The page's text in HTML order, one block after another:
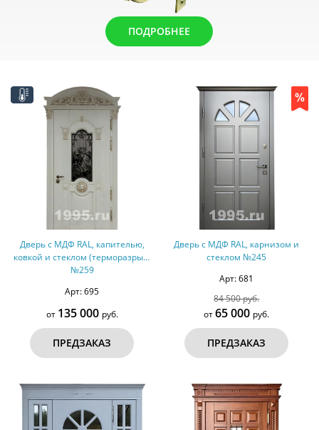
ПОДРОБНЕЕ
Дверь с МДФ RAL, капителью,
ковкой и стеклом (терморазрыв)
№259
Арт: 695
от 135 000 руб.
ПРЕДЗАКАЗ
Дверь с МДФ RAL, карнизом и
стеклом №245
Арт: 681
84 500 руб.
от65 000 руб.
ПРЕДЗАКАЗ